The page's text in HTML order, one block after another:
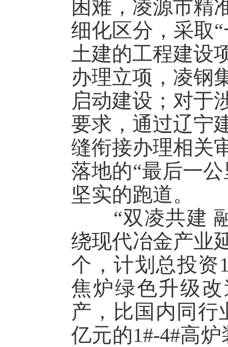
困难，凌源市精
细化区分，采取
土建的工程建设
办理立项，凌钢
启动建设；对于
要求，通过辽宁
缝衔接办理相关
落地的“最后一
坚实的跑道。
“双凌共建 融
绕现代冶金产业
个，计划总投资
焦炉绿色升级
产，比国内同行
亿元的1#-4#高炉